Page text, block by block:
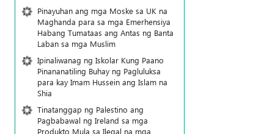
Pinayuhan ang mga Moske sa UK na
Maghanda para sa mga Emerhensiya
Habang Tumataas ang Antas ng Banta
Laban sa mga Muslim
Ipinaliwanag ng Iskolar Kung Paano
Pinananatiling Buhay ng Pagluluksa
para kay Imam Hussein ang Islam na
Shia
Tinatanggap ng Palestino ang
Pagbabawal ng Ireland sa mga
Produkto Mula sa Ilegal na mga